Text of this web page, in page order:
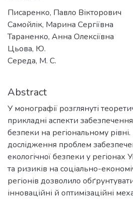
Писаренко, Павло Вікторович
Самойлік, Марина Сергіївна
Тараненко, Анна Олексіївна
Цьова, Ю.
Середа, М. С.
Abstract
У монографії розглянуті
прикладні аспекти
безпеки на регіональному
дослідження проблем
екологічної безпеки у регіонах
та ризиків на соціально-
регіонів дозволило
інноваційні й оптимізаційні